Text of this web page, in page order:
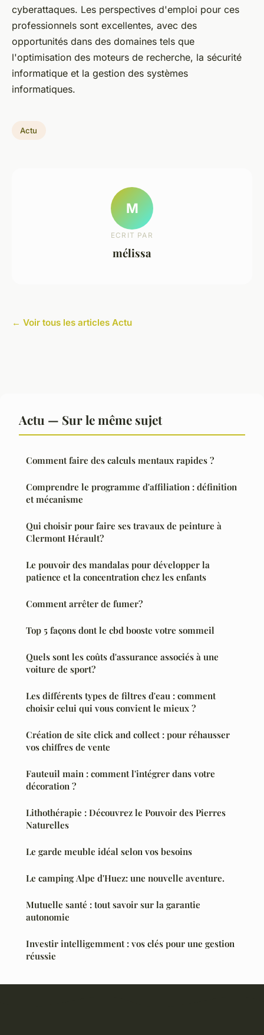
cyberattaques. Les perspectives d'emploi pour ces
professionnels sont excellentes, avec des
opportunités dans des domaines tels que
l'optimisation des moteurs de recherche, la sécurité
informatique et la gestion des systèmes
informatiques.
Actu
M
ECRIT PAR
mélissa
← Voir tous les articles Actu
Actu — Sur le même sujet
Comment faire des calculs mentaux rapides ?
Comprendre le programme d'affiliation : définition
et mécanisme
Qui choisir pour faire ses travaux de peinture à
Clermont Hérault?
Le pouvoir des mandalas pour développer la
patience et la concentration chez les enfants
Comment arrêter de fumer?
Top 5 façons dont le cbd booste votre sommeil
Quels sont les coûts d'assurance associés à une
voiture de sport?
Les différents types de filtres d'eau : comment
choisir celui qui vous convient le mieux ?
Création de site click and collect : pour réhausser
vos chiffres de vente
Fauteuil main : comment l'intégrer dans votre
décoration ?
Lithothérapie : Découvrez le Pouvoir des Pierres
Naturelles
Le garde meuble idéal selon vos besoins
Le camping Alpe d'Huez: une nouvelle aventure.
Mutuelle santé : tout savoir sur la garantie
autonomie
Investir intelligemment : vos clés pour une gestion
réussie